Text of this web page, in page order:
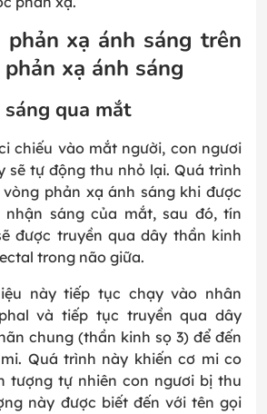
xạ ánh sáng trên
xạ ánh sáng
qua mắt
chiếu vào mắt người, con ngươi
sẽ tự động thu nhỏ lại. Quá trình
phản xạ ánh sáng khi được
nhận sáng của mắt, sau đó, tín
được truyền qua dây thần kinh
trong não giữa.
này tiếp tục chạy vào nhân
và tiếp tục truyền qua dây
chung (thần kinh sọ 3) để đến
Quá trình này khiến cơ mi co
tượng tự nhiên con ngươi bị thu
này được biết đến với tên gọi